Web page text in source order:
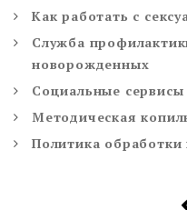
Как работать с
Служба
новорожденных
Социальные сервисы
Методическая
Политика